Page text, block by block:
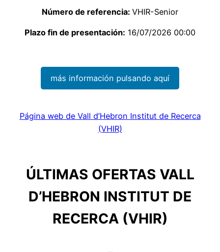
Número de referencia: VHIR-Senior
Plazo fin de presentación: 16/07/2026 00:00
más información pulsando aquí
Página web de Vall d’Hebron Institut de Recerca
(VHIR)
ÚLTIMAS OFERTAS VALL
D’HEBRON INSTITUT DE
RECERCA (VHIR)